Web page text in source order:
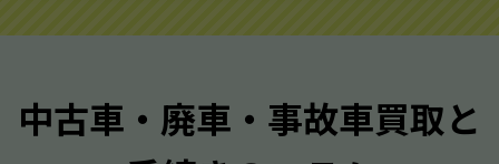
質問させていただく内容は以下の通りとなります。
中古車・廃車・事故車買取と